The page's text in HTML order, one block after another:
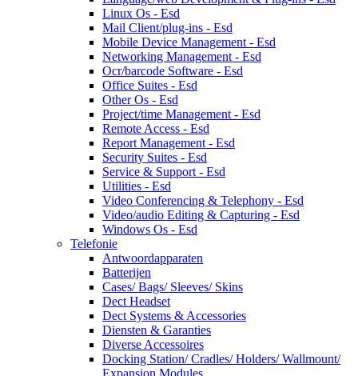
Linux Os - Esd
Mail Client/plug-ins - Esd
Mobile Device Management - Esd
Networking Management - Esd
Ocr/barcode Software - Esd
Office Suites - Esd
Other Os - Esd
Project/time Management - Esd
Remote Access - Esd
Report Management - Esd
Security Suites - Esd
Service & Support - Esd
Utilities - Esd
Video Conferencing & Telephony - Esd
Video/audio Editing & Capturing - Esd
Windows Os - Esd
Telefonie
Antwoordapparaten
Batterijen
Cases/ Bags/ Sleeves/ Skins
Dect Headset
Dect Systems & Accessories
Diensten & Garanties
Diverse Accessoires
Docking Station/ Cradles/ Holders/ Wallmount/
Expansion Modules